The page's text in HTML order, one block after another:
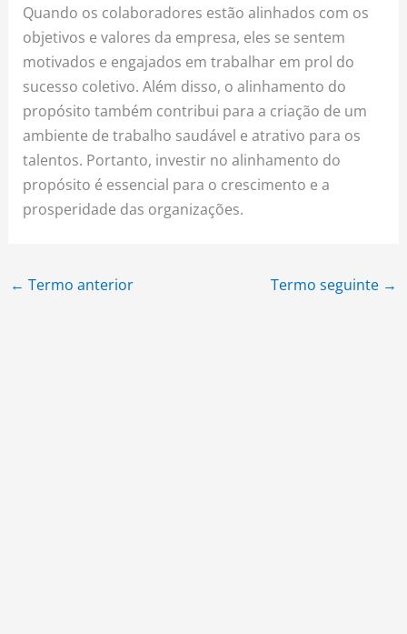
Quando os colaboradores estão alinhados com os
objetivos e valores da empresa, eles se sentem
motivados e engajados em trabalhar em prol do
sucesso coletivo. Além disso, o alinhamento do
propósito também contribui para a criação de um
ambiente de trabalho saudável e atrativo para os
talentos. Portanto, investir no alinhamento do
propósito é essencial para o crescimento e a
prosperidade das organizações.
← Termo anterior Termo seguinte →